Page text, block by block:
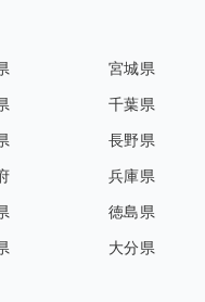
宮城県
千葉県
長野県
兵庫県
徳島県
大分県